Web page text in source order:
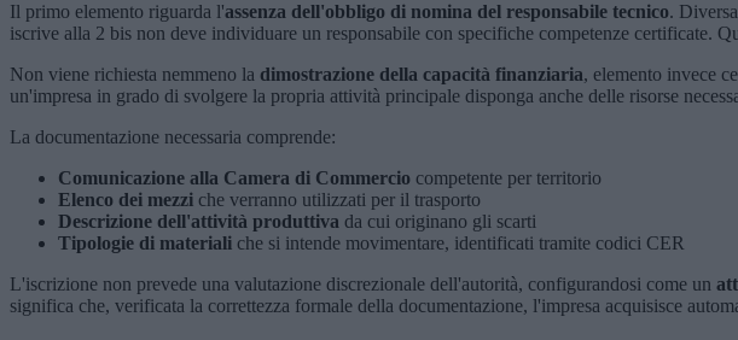
Il primo elemento riguarda l'assenza dell'obbligo di nomina del responsabile tecnico.
iscrive alla 2 bis non deve individuare un responsabile con specifiche competenze certificate.
Non viene richiesta nemmeno la dimostrazione della capacità finanziaria, elemento invece
un'impresa in grado di svolgere la propria attività principale disponga anche delle risorse
La documentazione necessaria comprende:
Comunicazione alla Camera di Commercio competente per territorio
Elenco dei mezzi che verranno utilizzati per il trasporto
Descrizione dell'attività produttiva da cui originano gli scarti
Tipologie di materiali che si intende movimentare, identificati tramite codici CER
L'iscrizione non prevede una valutazione discrezionale dell'autorità, configurandosi come un
significa che, verificata la correttezza formale della documentazione, l'impresa acquisisce